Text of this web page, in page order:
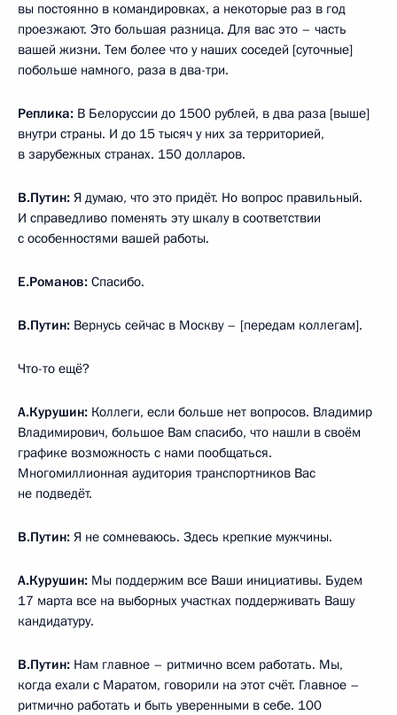
вы постоянно в командировках, а некоторые раз в год
проезжают. Это большая разница. Для вас это – часть
вашей жизни. Тем более что у наших соседей [суточные]
побольше намного, раза в два-три.
Реплика: В Белоруссии до 1500 рублей, в два раза [выше]
внутри страны. И до 15 тысяч у них за территорией,
в зарубежных странах. 150 долларов.
В.Путин: Я думаю, что это придёт. Но вопрос правильный.
И справедливо поменять эту шкалу в соответствии
с особенностями вашей работы.
Е.Романов: Спасибо.
В.Путин: Вернусь сейчас в Москву – [передам коллегам].
Что-то ещё?
А.Курушин: Коллеги, если больше нет вопросов. Владимир
Владимирович, большое Вам спасибо, что нашли в своём
графике возможность с нами пообщаться.
Многомиллионная аудитория транспортников Вас
не подведёт.
В.Путин: Я не сомневаюсь. Здесь крепкие мужчины.
А.Курушин: Мы поддержим все Ваши инициативы. Будем
17 марта все на выборных участках поддерживать Вашу
кандидатуру.
В.Путин: Нам главное – ритмично всем работать. Мы,
когда ехали с Маратом, говорили на этот счёт. Главное –
ритмично работать и быть уверенными в себе. 100